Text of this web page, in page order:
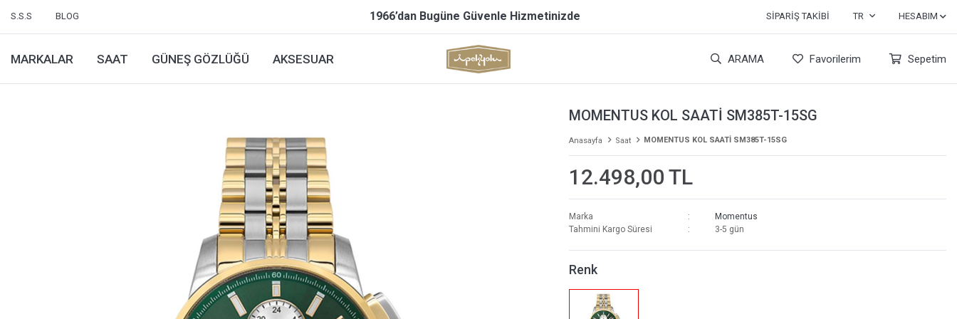
S.S.S BLOG 1966’dan Bugüne Güvenle Hizmetinizde SIPARIŞ TAKIBI TR HESABIM
MARKALAR SAAT GÜNEŞ GÖZLÜĞÜ AKSESUAR ARAMA Favorilerim Sepetim
MOMENTUS KOL SAATİ SM385T-15SG
Anasayfa Saat MOMENTUS KOL SAATİ SM385T-15SG
12.498,00 TL
Marka
Momentus
Tahmini Kargo Süresi
3-5 gün
Renk